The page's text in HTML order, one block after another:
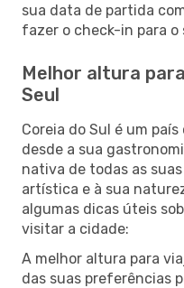
sua data de partida
fazer o check-in para o
Melhor altura
Seul
Coreia do Sul é um
desde a sua
nativa de todas as
artística e à sua
algumas dicas úteis
visitar a cidade:
A melhor altura para
das suas preferências